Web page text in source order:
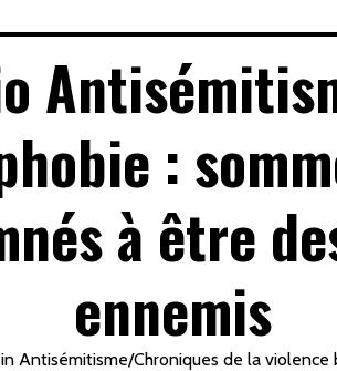
:
à être
ennemis
in Antisémitisme/Chroniques de la violence